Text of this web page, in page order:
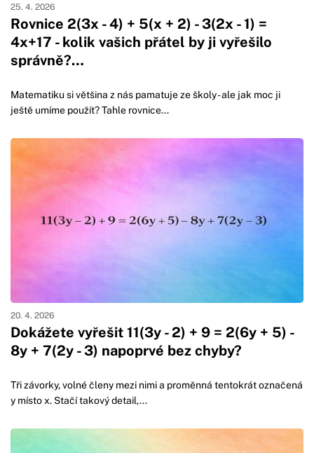
Rovnice 2(3x - 4) + 5(x + 2) - 3(2x - 1) =
4x+17 - kolik vašich přátel by ji vyřešilo
správně?…
25. 4. 2026
Matematiku si většina z nás pamatuje ze školy - ale jak moc ji
ještě umíme použít? Tahle rovnice...
Dokážete vyřešit 11(3y - 2) + 9 = 2(6y + 5) -
8y + 7(2y - 3) napoprvé bez chyby?
20. 4. 2026
Tři závorky, volné členy mezi nimi a proměnná tentokrát označená
y místo x. Stačí takový detail,...